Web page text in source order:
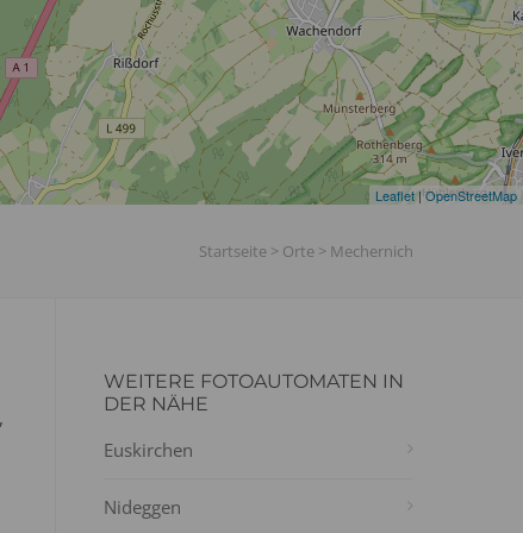
Leaflet |OpenStreetMap
Startseite > Orte > Mechernich
,
WEITERE FOTOAUTOMATEN IN
DER NÄHE
Euskirchen
Nideggen